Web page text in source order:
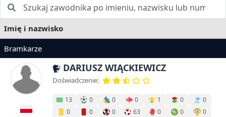
Imię i nazwisko
Bramkarze
DARIUSZ WIĄCKIEWICZ
Doświadczenie:
13 0 0 0 1 0
0
0
0 0 63 0 0
0